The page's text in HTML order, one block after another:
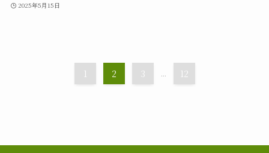
2025年5月15日
1 2 3 ... 12